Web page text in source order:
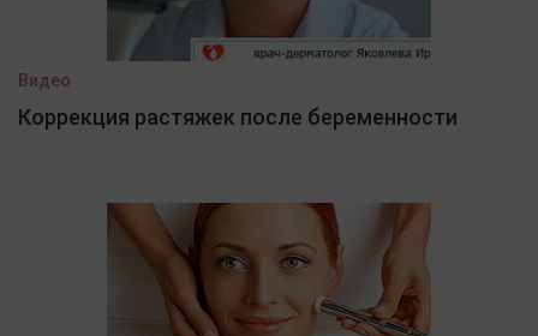
Видео
Коррекция растяжек после беременности